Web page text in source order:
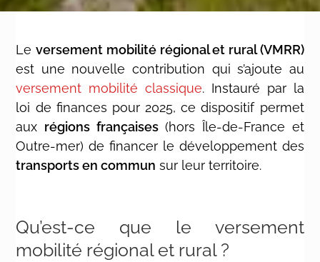
Leversement mobilité régional et rural (VMRR)
est une nouvelle contribution qui s’ajoute au
versement mobilité classique. Instauré par la
loi de finances pour 2025, ce dispositif permet
aux régions françaises(hors Île-de-France et
Outre-mer) de financer le développement des
transports en commun sur leur territoire.
Qu’est-ce que le versement
mobilité régional et rural ?